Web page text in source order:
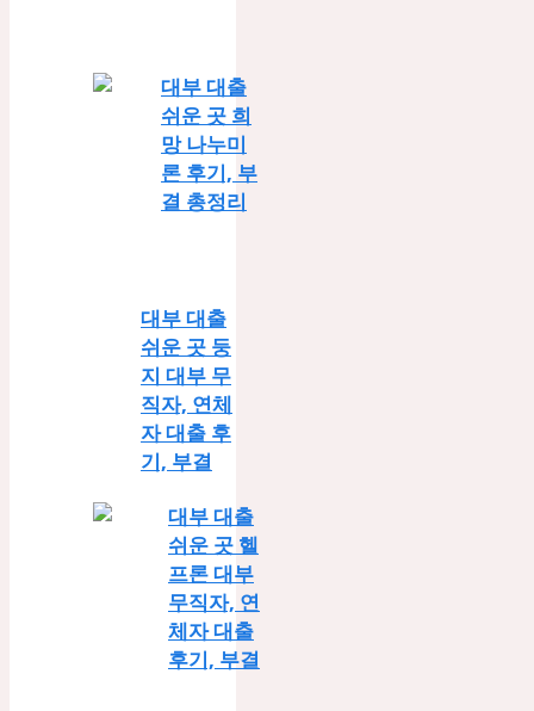
대부 대출
쉬운 곳 희
망 나누미
론 후기, 부
결 총정리
대부 대출
쉬운 곳 둥
지 대부 무
직자, 연체
자 대출 후
기, 부결
대부 대출
쉬운 곳 헬
프론 대부
무직자, 연
체자 대출
후기, 부결